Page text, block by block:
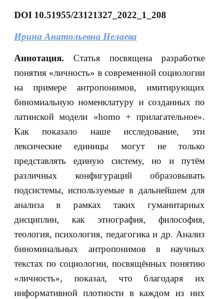
DOI10.51955/23121327_2022_1_208
Ирина Анатольевна Нелаева
Аннотация. Статья посвящена разработке
понятия «личность» в современной социологии
на примере антропонимов, имитирующих
биномиальную номенклатуру и созданных по
латинской модели «homo + прилагательное».
Как показало наше исследование, эти
лексические единицы могут не только
представлять единую систему, но и путём
различных конфигураций образовывать
подсистемы, используемые в дальнейшем для
анализа в рамках таких гуманитарных
дисциплин, как этнография, философия,
теология, психология, педагогика и др. Анализ
биноминальных антропонимов в научных
текстах по социологии, посвящённых понятию
«личность», показал, что благодаря их
информативной плотности в каждом из них